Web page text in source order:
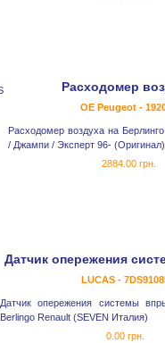
Расходомер
OE Peugeot -
Расходомер воздуха на
/ Джампи / Эксперт 96- (Оригинал)
2884.00 грн.
Датчик опережения
LUCAS -
Датчик опережения системы
Berlingo Renault (SEVEN Италия)
0.00 грн.